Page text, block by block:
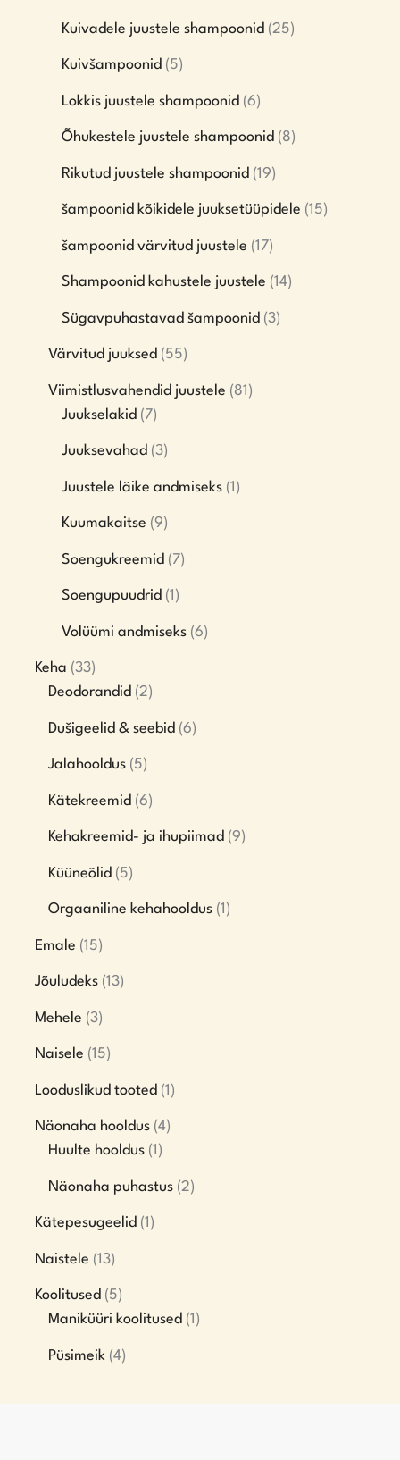
Kuivadele juustele shampoonid 25
Kuivšampoonid 5
Lokkis juustele shampoonid 6
Õhukestele juustele shampoonid 8
Rikutud juustele shampoonid 19
šampoonid kõikidele juuksetüüpidele 15
šampoonid värvitud juustele 17
Shampoonid kahustele juustele 14
Sügavpuhastavad šampoonid 3
Värvitud juuksed 55
Viimistlusvahendid juustele
81
Juukselakid
7
Juuksevahad 3
Juustele läike andmiseks 1
Kuumakaitse 9
Soengukreemid 7
Soengupuudrid 1
Volüümi andmiseks 6
Keha 33
Deodorandid
2
Dušigeelid & seebid 6
Jalahooldus 5
Kätekreemid 6
Kehakreemid- ja ihupiimad 9
Küüneõlid 5
Orgaaniline kehahooldus 1
Emale 15
Jõuludeks 13
Mehele 3
Naisele 15
Looduslikud tooted 1
Näonaha hooldus 4
Huulte hooldus 1
Näonaha puhastus 2
Kätepesugeelid 1
Naistele 13
Koolitused
5
Maniküüri koolitused
1
Püsimeik 4